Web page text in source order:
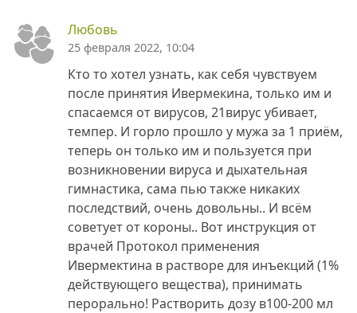
Любовь
25 февраля 2022, 10:04
Кто то хотел узнать, как себя чувствуем
после принятия Ивермекина, только им и
спасаемся от вирусов, 21вирус убивает,
темпер. И горло прошло у мужа за 1 приём,
теперь он только им и пользуется при
возникновении вируса и дыхательная
гимнастика, сама пью также никаких
последствий, очень довольны.. И всём
советует от короны.. Вот инструкция от
врачей Протокол применения
Ивермектина в растворе для инъекций (1%
действующего вещества), принимать
перорально! Растворить дозу в100-200 мл